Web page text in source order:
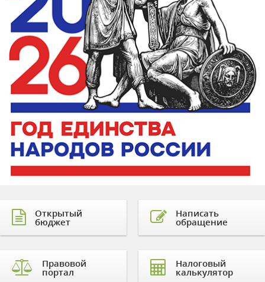
Открытый
бюджет
Правовой
портал
Написать
обращение
Налоговый
калькулятор